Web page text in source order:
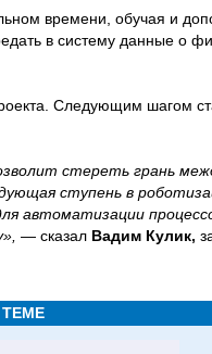
времени, обучая и
в систему данные о
Следующим шагом
стереть грань
ступень в
автоматизации
— сказал Вадим Кулик,